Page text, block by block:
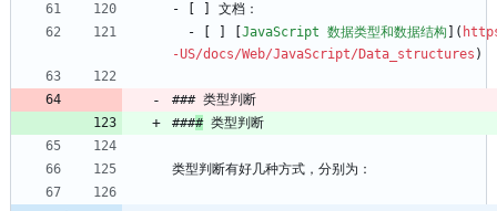
- [ ] 文档：
  - [ ] [
JavaScript 数据类型和数据结构 ](
-US/docs/Web/JavaScript/Data_structures )
### 类型判断
#### 类型判断
类型判断有好几种方式，分别为：